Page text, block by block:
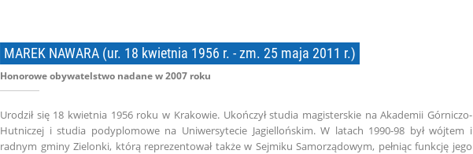
MAREK NAWARA (ur. 18 kwietnia 1956 r. - zm. 25 maja 2011 r.)
Honorowe obywatelstwo nadane w 2007 roku
Urodził się 18 kwietnia 1956 roku w Krakowie. Ukończył studia magisterskie na Akademii Górniczo-
Hutniczej i studia podyplomowe na Uniwersytecie Jagiellońskim. W latach 1990-98 był wójtem i
radnym gminy Zielonki, którą reprezentował także w Sejmiku Samorządowym, pełniąc funkcję jego